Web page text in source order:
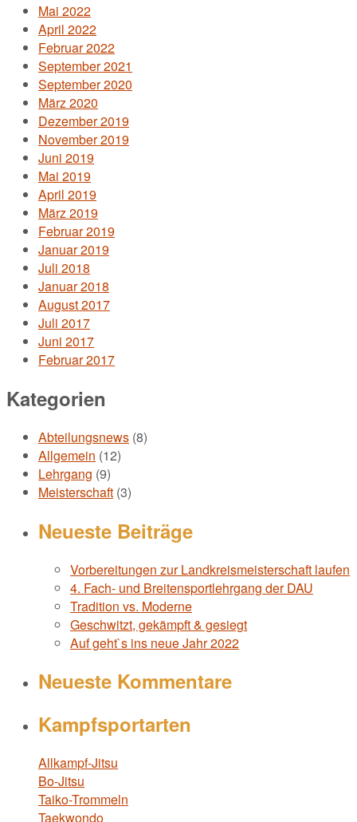
Mai 2022
April 2022
Februar 2022
September 2021
September 2020
März 2020
Dezember 2019
November 2019
Juni 2019
Mai 2019
April 2019
März 2019
Februar 2019
Januar 2019
Juli 2018
Januar 2018
August 2017
Juli 2017
Juni 2017
Februar 2017
Kategorien
Abteilungsnews (8)
Allgemein (12)
Lehrgang (9)
Meisterschaft (3)
Neueste Beiträge
Vorbereitungen zur Landkreismeisterschaft laufen
4. Fach- und Breitensportlehrgang der DAU
Tradition vs. Moderne
Geschwitzt, gekämpft & gesiegt
Auf geht`s ins neue Jahr 2022
Neueste Kommentare
Kampfsportarten
Allkampf-Jitsu
Bo-Jitsu
Taiko-Trommeln
Taekwondo